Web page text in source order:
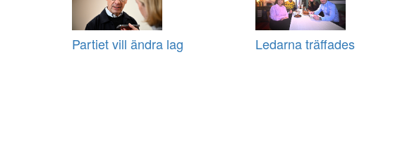
Partiet vill ändra lag Ledarna träffades